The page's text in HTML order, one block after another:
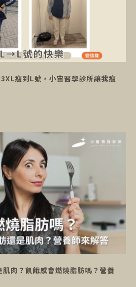
瘦到L號，小宙醫學診所讓我瘦
肉？飢餓感會燃燒脂肪嗎？營養